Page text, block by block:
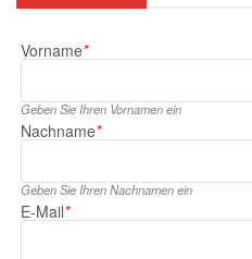
Vorname*
Geben Sie Ihren Vornamen ein
Nachname*
Geben Sie Ihren Nachnamen ein
E‑Mail*